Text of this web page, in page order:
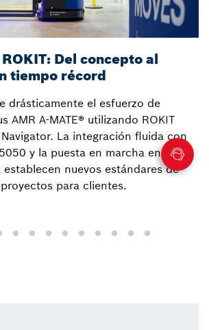
Del concepto al
tiempo récord
drásticamente el esfuerzo de
AMR A-MATE® utilizando ROKIT
La integración fluida con
y la puesta en marcha en tan
establecen nuevos estándares de
para clientes.